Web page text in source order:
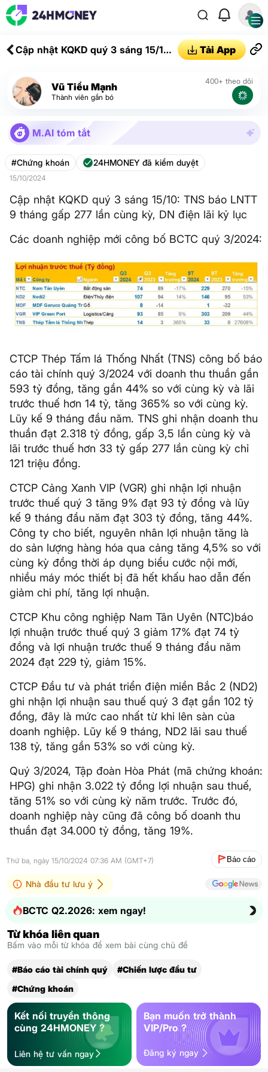
Cập nhật KQKD quý 3 sáng 15/10:
lần cùng kỳ, DN điện lãi kỷ lục
Tải App
Vũ Tiểu Mạnh
Thành viên gắn bó
400+ theo dõi
M.AI tóm tắt
#Chứng khoán 24HMONEY đã kiểm duyệt
15/10/2024
Cập nhật KQKD quý 3 sáng 15/10: TNS báo LNTT
9 tháng gấp 277 lần cùng kỳ, DN điện lãi kỷ lục
Các doanh nghiệp mới công bố BCTC quý 3/2024:
CTCP Thép Tấm lá Thống Nhất (TNS) công bố báo
cáo tài chính quý 3/2024 với doanh thu thuần gần
593 tỷ đồng, tăng gần 44% so với cùng kỳ và lãi
trước thuế hơn 14 tỷ, tăng 365% so với cùng kỳ.
Lũy kế 9 tháng đầu năm. TNS ghi nhận doanh thu
thuần đạt 2.318 tỷ đồng, gấp 3,5 lần cùng kỳ và
lãi trước thuế hơn 33 tỷ gấp 277 lần cùng kỳ chỉ
121 triệu đồng.
CTCP Cảng Xanh VIP (VGR) ghi nhận lợi nhuận
trước thuế quý 3 tăng 9% đạt 93 tỷ đồng và lũy
kế 9 tháng đầu năm đạt 303 tỷ đồng, tăng 44%.
Công ty cho biết, nguyên nhân lợi nhuận tăng là
do sản lượng hàng hóa qua cảng tăng 4,5% so với
cùng kỳ đồng thời áp dụng biểu cước nội mới,
nhiều máy móc thiết bị đã hết khấu hao dẫn đến
giảm chi phí, tăng lợi nhuận.
CTCP Khu công nghiệp Nam Tân Uyên (NTC)báo
lợi nhuận trước thuế quý 3 giảm 17% đạt 74 tỷ
đồng và lợi nhuận trước thuế 9 tháng đầu năm
2024 đạt 229 tỷ, giảm 15%.
CTCP Đầu tư và phát triển điện miền Bắc 2 (ND2)
ghi nhận lợi nhuận sau thuế quý 3 đạt gần 102 tỷ
đồng, đây là mức cao nhất từ khi lên sàn của
doanh nghiệp. Lũy kế 9 tháng, ND2 lãi sau thuế
138 tỷ, tăng gần 53% so với cùng kỳ.
Quý 3/2024, Tập đoàn Hòa Phát (mã chứng khoán:
HPG) ghi nhận 3.022 tỷ đồng lợi nhuận sau thuế,
tăng 51% so với cùng kỳ năm trước. Trước đó,
doanh nghiệp này cũng đã công bố doanh thu
thuần đạt 34.000 tỷ đồng, tăng 19%.
Thứ ba, ngày 15/10/2024 07:36 AM (GMT+7) Báo cáo
Nhà đầu tư lưu ý
BCTC Q2.2026: xem ngay!
Từ khóa liên quan
Bấm vào mỗi từ khóa để xem bài cùng chủ đề
#Báo cáo tài chính quý
#Chiến lược đầu tư
#Chứng khoán
Kết nối truyền thông
cùng 24HMONEY ?
Liên hệ tư vấn ngay
Bạn muốn trở thành
VIP/Pro ?
Đăng ký ngay